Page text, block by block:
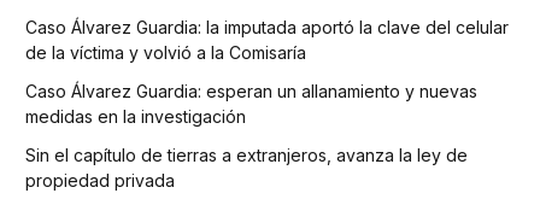
Caso Álvarez Guardia: la imputada aportó la clave del celular
de la víctima y volvió a la Comisaría
Caso Álvarez Guardia: esperan un allanamiento y nuevas
medidas en la investigación
Sin el capítulo de tierras a extranjeros, avanza la ley de
propiedad privada